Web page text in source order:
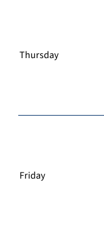
Thursday
Friday